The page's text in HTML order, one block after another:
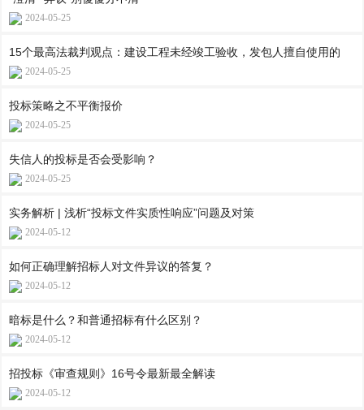
2024-05-25
15个最高法裁判观点：建设工程未经竣工验收，发包人擅自使用的
2024-05-25
投标策略之不平衡报价
2024-05-25
失信人的投标是否会受影响？
2024-05-25
实务解析 | 浅析“投标文件实质性响应”问题及对策
2024-05-12
如何正确理解招标人对文件异议的答复？
2024-05-12
暗标是什么？和普通招标有什么区别？
2024-05-12
招投标《审查规则》16号令最新最全解读
2024-05-12